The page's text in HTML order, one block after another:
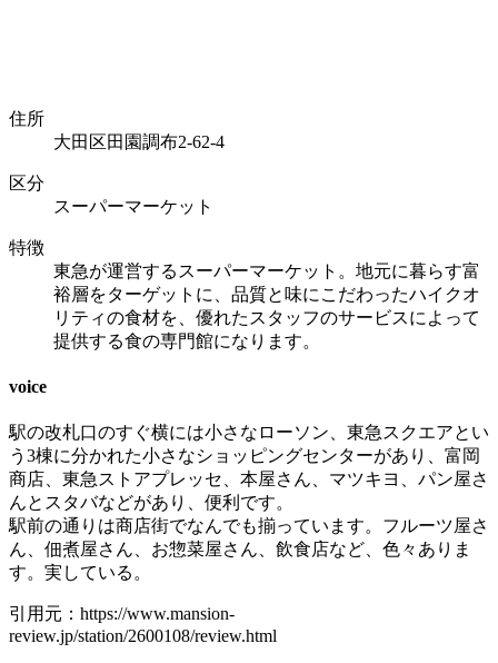
住所
大田区田園調布2-62-4
区分
スーパーマーケット
特徴
東急が運営するスーパーマーケット。地元に暮らす富
裕層をターゲットに、品質と味にこだわったハイクオ
リティの食材を、優れたスタッフのサービスによって
提供する食の専門館になります。
voice
駅の改札口のすぐ横には小さなローソン、東急スクエアとい
う3棟に分かれた小さなショッピングセンターがあり、富岡
商店、東急ストアプレッセ、本屋さん、マツキヨ、パン屋さ
んとスタバなどがあり、便利です。
駅前の通りは商店街でなんでも揃っています。フルーツ屋さ
ん、佃煮屋さん、お惣菜屋さん、飲食店など、色々ありま
す。実している。
引用元：https://www.mansion-
review.jp/station/2600108/review.html